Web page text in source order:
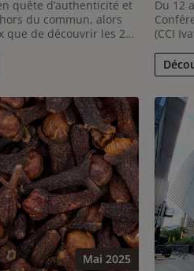
quête d’authenticité et
du commun, alors
que de découvrir les 2
à savoir le Parc National
de l’Ankarana
naturels, ...
Du 12
(CCI
quête ...
Mai 2025